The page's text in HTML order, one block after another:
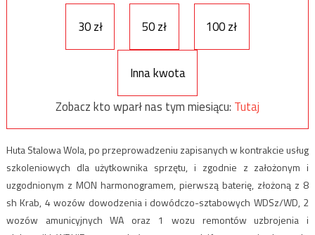
30 zł 50 zł 100 zł
Inna kwota
Zobacz kto wparł nas tym miesiącu: Tutaj
Huta Stalowa Wola, po przeprowadzeniu zapisanych w kontrakcie usług
szkoleniowych dla użytkownika sprzętu, i zgodnie z założonym i
uzgodnionym z MON harmonogramem, pierwszą baterię, złożoną z 8
sh Krab, 4 wozów dowodzenia i dowódczo-sztabowych WDSz/WD, 2
wozów amunicyjnych WA oraz 1 wozu remontów uzbrojenia i